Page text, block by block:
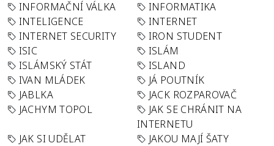
INFORMAČNÍ VÁLKA
INFORMATIKA
INTELIGENCE
INTERNET
INTERNET SECURITY
IRON STUDENT
ISIC
ISLÁM
ISLÁMSKÝ STÁT
ISLAND
IVAN MLÁDEK
JÁ POUTNÍK
JABLKA
JACK ROZPAROVAČ
JACHYM TOPOL
JAK SE CHRÁNIT NA
INTERNETU
JAK SI UDĚLAT
JAKOU MAJÍ ŠATY